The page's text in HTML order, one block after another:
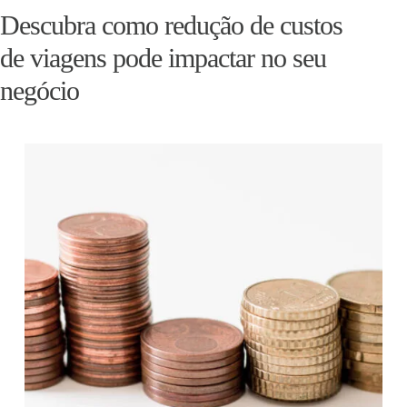
Descubra como redução de custos
de viagens pode impactar no seu
negócio